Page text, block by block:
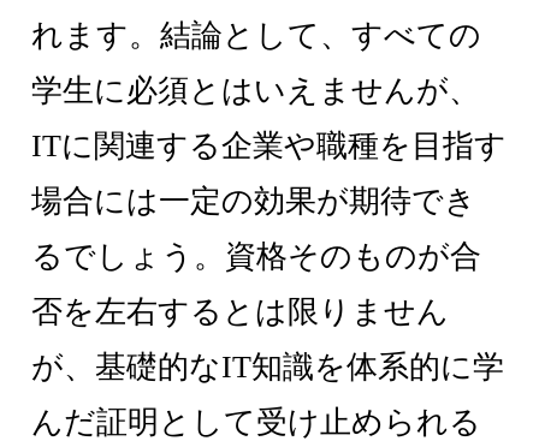
れます。結論として、すべての
学生に必須とはいえませんが、
ITに関連する企業や職種を目指す
場合には一定の効果が期待でき
るでしょう。資格そのものが合
否を左右するとは限りません
が、基礎的なIT知識を体系的に学
んだ証明として受け止められる